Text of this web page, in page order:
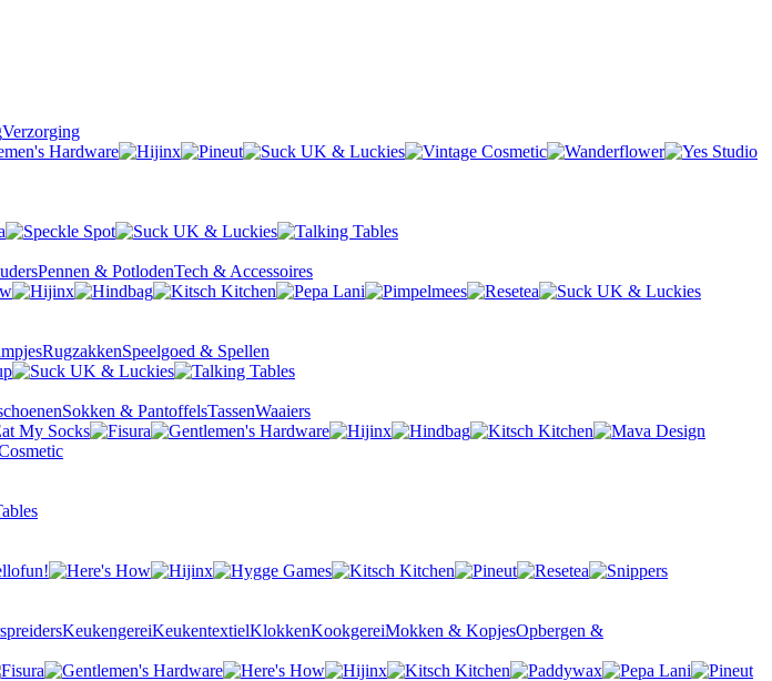
Verzorging
Pennen & PotlodenTech & Accessoires
RugzakkenSpeelgoed & Spellen
Sokken & PantoffelsTassenWaaiers
KeukengereiKeukentextielKlokkenKookgereiMokken & KopjesOpbergen &